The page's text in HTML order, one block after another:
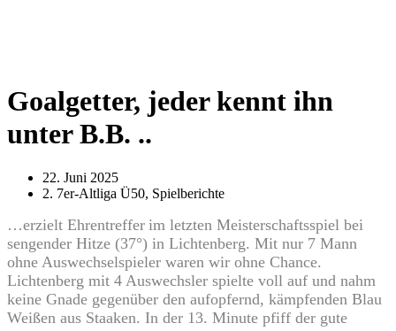
Goalgetter, jeder kennt ihn
unter B.B. ..
22. Juni 2025
2. 7er-Altliga Ü50, Spielberichte
…erzielt Ehrentreffer im letzten Meisterschaftsspiel bei
sengender Hitze (37°) in Lichtenberg. Mit nur 7 Mann
ohne Auswechselspieler waren wir ohne Chance.
Lichtenberg mit 4 Auswechsler spielte voll auf und nahm
keine Gnade gegenüber den aufopfernd, kämpfenden Blau
Weißen aus Staaken. In der 13. Minute pfiff der gute